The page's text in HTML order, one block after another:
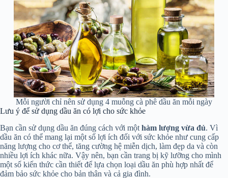
Mỗi người chỉ nên sử dụng 4 muỗng cà phê dầu ăn mỗi ngày
Lưu ý để sử dụng dầu ăn có lợi cho sức khỏe
Bạn cần sử dụng dầu ăn đúng cách với một hàm lượng vừa đủ. Vì
dầu ăn có thể mang lại một số lợi ích đối với sức khỏe như cung cấp
năng lượng cho cơ thể, tăng cường hệ miễn dịch, làm đẹp da và còn
nhiều lợi ích khác nữa. Vậy nên, bạn cần trang bị kỹ lưỡng cho mình
một số kiến thức cần thiết để lựa chọn loại dầu ăn phù hợp nhất để
đảm bảo sức khỏe cho bản thân và cả gia đình.